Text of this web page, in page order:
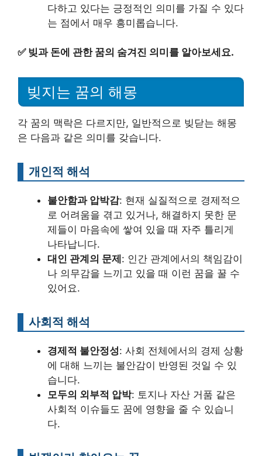
다하고 있다는 긍정적인 의미를 가질 수 있다
는 점에서 매우 흥미롭습니다.
✅ 빚과 돈에 관한 꿈의 숨겨진 의미를 알아보세요.
빚지는 꿈의 해몽
각 꿈의 맥락은 다르지만, 일반적으로 빚닫는 해몽
은 다음과 같은 의미를 갖습니다.
개인적 해석
불안함과 압박감: 현재 실질적으로 경제적으
로 어려움을 겪고 있거나, 해결하지 못한 문
제들이 마음속에 쌓여 있을 때 자주 틀리게
나타납니다.
대인 관계의 문제 : 인간 관계에서의 책임감이
나 의무감을 느끼고 있을 때 이런 꿈을 꿀 수
있어요.
사회적 해석
경제적 불안정성: 사회 전체에서의 경제 상황
에 대해 느끼는 불안감이 반영된 것일 수 있
습니다.
모두의 외부적 압박: 토지나 자산 거품 같은
사회적 이슈들도 꿈에 영향을 줄 수 있습니
다.